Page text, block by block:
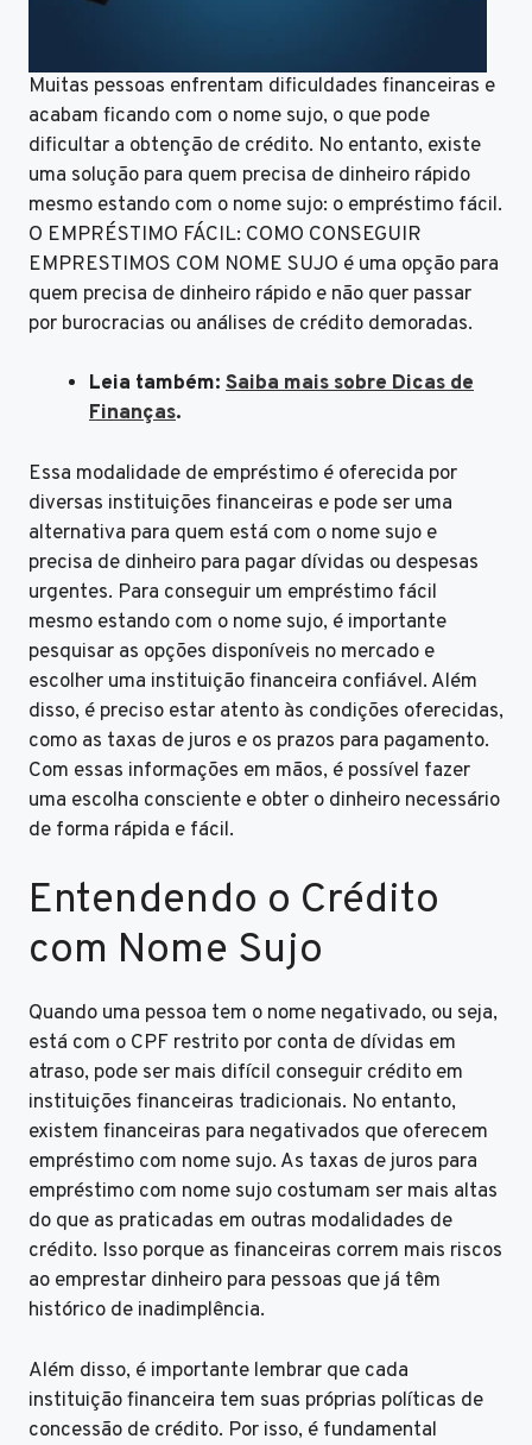
Muitas pessoas enfrentam dificuldades financeiras e
acabam ficando com o nome sujo, o que pode
dificultar a obtenção de crédito. No entanto, existe
uma solução para quem precisa de dinheiro rápido
mesmo estando com o nome sujo: o empréstimo fácil.
O EMPRÉSTIMO FÁCIL: COMO CONSEGUIR
EMPRESTIMOS COM NOME SUJO é uma opção para
quem precisa de dinheiro rápido e não quer passar
por burocracias ou análises de crédito demoradas.
Leia também: Saiba mais sobre Dicas de
Finanças.
Essa modalidade de empréstimo é oferecida por
diversas instituições financeiras e pode ser uma
alternativa para quem está com o nome sujo e
precisa de dinheiro para pagar dívidas ou despesas
urgentes. Para conseguir um empréstimo fácil
mesmo estando com o nome sujo, é importante
pesquisar as opções disponíveis no mercado e
escolher uma instituição financeira confiável. Além
disso, é preciso estar atento às condições oferecidas,
como as taxas de juros e os prazos para pagamento.
Com essas informações em mãos, é possível fazer
uma escolha consciente e obter o dinheiro necessário
de forma rápida e fácil.
Entendendo o Crédito
com Nome Sujo
Quando uma pessoa tem o nome negativado, ou seja,
está com o CPF restrito por conta de dívidas em
atraso, pode ser mais difícil conseguir crédito em
instituições financeiras tradicionais. No entanto,
existem financeiras para negativados que oferecem
empréstimo com nome sujo. As taxas de juros para
empréstimo com nome sujo costumam ser mais altas
do que as praticadas em outras modalidades de
crédito. Isso porque as financeiras correm mais riscos
ao emprestar dinheiro para pessoas que já têm
histórico de inadimplência.
Além disso, é importante lembrar que cada
instituição financeira tem suas próprias políticas de
concessão de crédito. Por isso, é fundamental